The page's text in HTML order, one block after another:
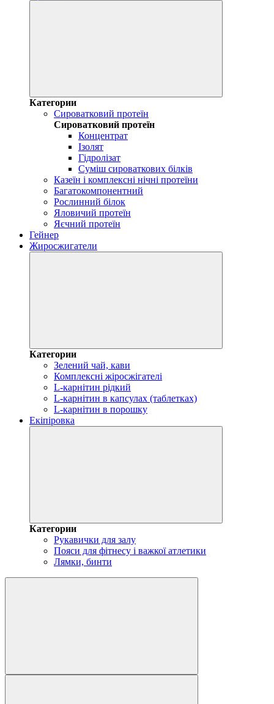
Категории
Сироватковий протеїн
Сироватковий протеїн
Концентрат
Ізолят
Гідролізат
Суміш сироваткових білків
Казеїн і комплексні нічні протеїни
Багатокомпонентний
Рослинний білок
Яловичий протеїн
Яєчний протеїн
Гейнер
Жиросжигатели
Категории
Зелений чай, кави
Комплексні жіросжігателі
L-карнітин рідкий
L-карнітин в капсулах (таблетках)
L-карнітин в порошку
Екіпіровка
Категории
Рукавички для залу
Пояси для фітнесу і важкої атлетики
Лямки, бинти